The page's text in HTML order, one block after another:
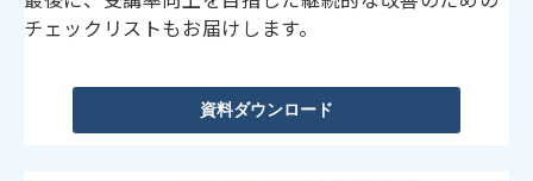
チェックリストもお届けします。
資料ダウンロード